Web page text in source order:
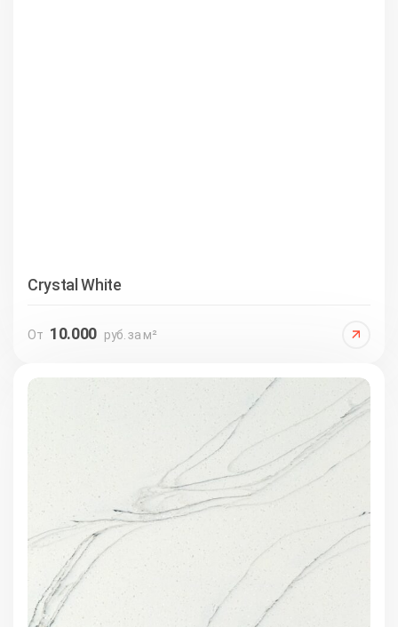
Crystal White
От 10.000 руб. за м²